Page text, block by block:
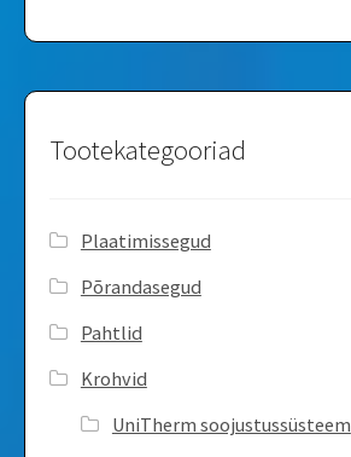
Tootekategooriad
Plaatimissegud
Põrandasegud
Pahtlid
Krohvid
UniTherm soojustussüsteem